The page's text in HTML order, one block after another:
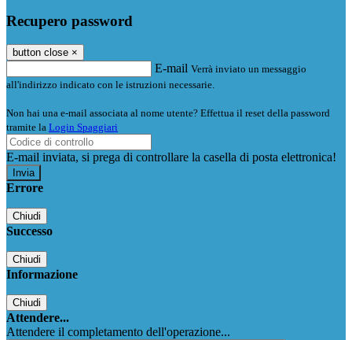
Recupero password
button close ×
E-mail Verrà inviato un messaggio
all'indirizzo indicato con le istruzioni necessarie.
Non hai una e-mail associata al nome utente? Effettua il reset della password
tramite la Login Spaggiari
E-mail inviata, si prega di controllare la casella di posta elettronica!
Errore
Chiudi
Successo
Chiudi
Informazione
Chiudi
Attendere...
Attendere il completamento dell'operazione...